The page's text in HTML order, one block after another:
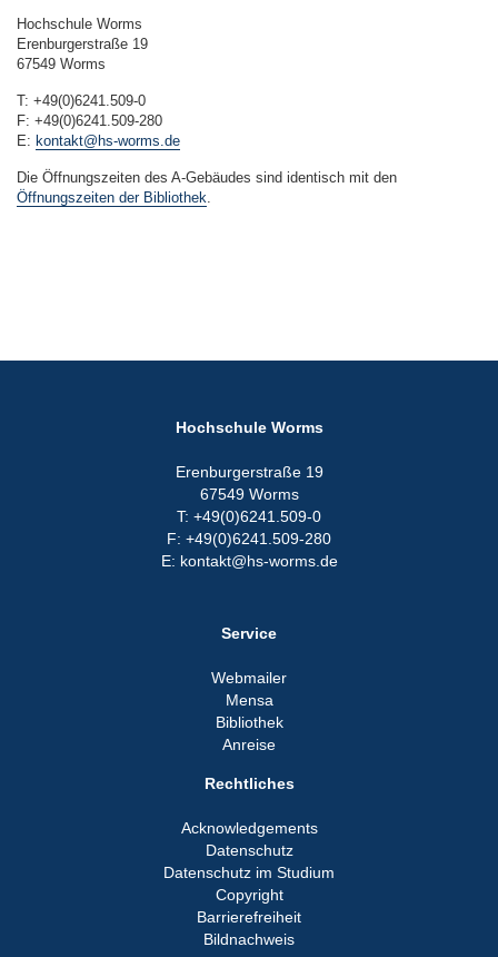
Hochschule Worms
Erenburgerstraße 19
67549 Worms
T: +49(0)6241.509-0
F: +49(0)6241.509-280
E: kontakt@hs-worms.de
Die Öffnungszeiten des A-Gebäudes sind identisch mit den
Öffnungszeiten der Bibliothek.
Hochschule Worms
Erenburgerstraße 19
67549 Worms
T: +49(0)6241.509-0
F: +49(0)6241.509-280
E: kontakt@hs-worms.de
Service
Webmailer
Mensa
Bibliothek
Anreise
Rechtliches
Acknowledgements
Datenschutz
Datenschutz im Studium
Copyright
Barrierefreiheit
Bildnachweis